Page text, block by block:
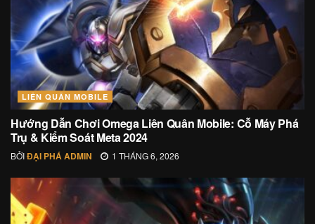
LIÊN QUÂN MOBILE
Hướng Dẫn Chơi Omega Liên Quân Mobile: Cỗ Máy Phá
Trụ & Kiểm Soát Meta 2024
BỞIĐẠI PHÁ ADMIN 1 THÁNG 6, 2026